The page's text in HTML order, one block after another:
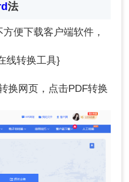
法
便下载客户端软件，
线转换工具}
换网页，点击PDF转换